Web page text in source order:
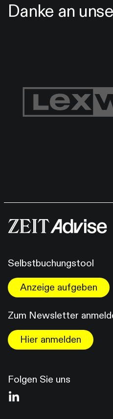
Danke an
Selbstbuchungstool
Anzeige aufgeben
Zum Newsletter
Hier anmelden
Folgen Sie uns